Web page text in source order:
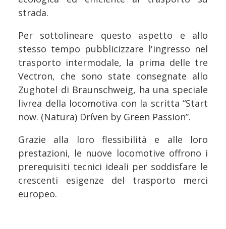
strada.
Per sottolineare questo aspetto e allo
stesso tempo pubblicizzare l'ingresso nel
trasporto intermodale, la prima delle tre
Vectron, che sono state consegnate allo
Zughotel di Braunschweig, ha una speciale
livrea della locomotiva con la scritta “Start
now. (Natura) Dríven by Green Passion”.
Grazie alla loro flessibilità e alle loro
prestazioni, le nuove locomotive offrono i
prerequisiti tecnici ideali per soddisfare le
crescenti esigenze del trasporto merci
europeo.